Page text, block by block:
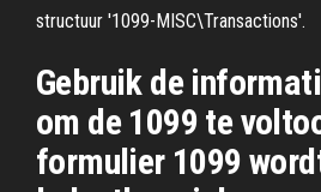
structuur '1099-MISC\Transactions'.
Gebruik de
om de 1099 te
formulier 1099